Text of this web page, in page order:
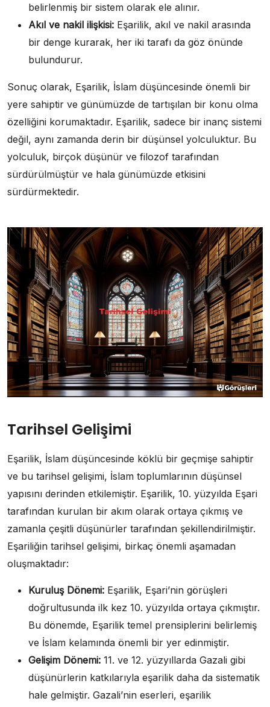
belirlenmiş bir sistem olarak ele alınır.
Akıl ve nakil ilişkisi: Eşarilik, akıl ve nakil arasında
bir denge kurarak, her iki tarafı da göz önünde
bulundurur.
Sonuç olarak, Eşarilik, İslam düşüncesinde önemli bir
yere sahiptir ve günümüzde de tartışılan bir konu olma
özelliğini korumaktadır. Eşarilik, sadece bir inanç sistemi
değil, aynı zamanda derin bir düşünsel yolculuktur. Bu
yolculuk, birçok düşünür ve filozof tarafından
sürdürülmüştür ve hala günümüzde etkisini
sürdürmektedir.
Tarihsel Gelişimi
Eşarilik, İslam düşüncesinde köklü bir geçmişe sahiptir
ve bu tarihsel gelişimi, İslam toplumlarının düşünsel
yapısını derinden etkilemiştir. Eşarilik, 10. yüzyılda Eşari
tarafından kurulan bir akım olarak ortaya çıkmış ve
zamanla çeşitli düşünürler tarafından şekillendirilmiştir.
Eşariliğin tarihsel gelişimi, birkaç önemli aşamadan
oluşmaktadır:
Kuruluş Dönemi: Eşarilik, Eşari’nin görüşleri
doğrultusunda ilk kez 10. yüzyılda ortaya çıkmıştır.
Bu dönemde, Eşarilik temel prensiplerini belirlemiş
ve İslam kelamında önemli bir yer edinmiştir.
Gelişim Dönemi: 11. ve 12. yüzyıllarda Gazali gibi
düşünürlerin katkılarıyla eşarilik daha da sistematik
hale gelmiştir. Gazali’nin eserleri, eşarilik